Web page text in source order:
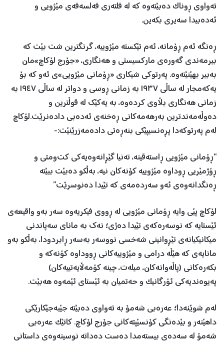
تەواوی ڕوناک دەبێتەوە کە لە فلتەری فەلسەفەی مێژویی و
ئەدەبیدا سەیری بکەین.
ڕەنگە ئەم ڕۆمانە، ئەم تێکستە مێژوییە، گرنگترین شت بێت کە
بیرمەندی گەورەی مارکسیستی و هەنگاری، «جۆرج لۆکاچ»مان
بەبیر بهێنێتەوە. پەرتوکی شیکاری «ڕۆمانی مێژویی»ی ئەو کە بۆ
یەکەمجار لە ساڵی ١٩٣٧ بە زمانی ڕوسی و دواتر لە ساڵی ١٩٤٧ بە
زمانی هەنگاری بڵاوی کردەوە، بە یەکێك لە قوڵترین و
دەوڵەمەندترین بەرهەمەکانی ڕەخنەی ئەدەبی دادەنرێت.لۆکاچ
لەم پەرتوکەدا پڕەنسیپێکی بنەڕەتی دادەمەزرێنێت:-
“ڕۆمانی مێژویی ڕاستەقینە، تەنیا گێڕانەوەیەکی کت‌ومتی و
ڕۆژمێریی ڕوداوە مێژوییە کۆنەکان نیە، بەڵکو دەبێت ببێتە
ڕەنگدانەوەی ئەو سەردەمەی کە تێیدا دەنوسرێت”
لۆکاچ پێی وایە ڕۆمانی مێژویی لە ڕووی فیکریەوە سەر بەو واقیعەی
ئێستایە کە نوسەرەکەی تێیدا دەژی؛ نەك بە مانای سەپاندنی
میکانیکیانەی تێڕوانینی شەخسی نووسەر بەسەر ڕابردودا، بەڵکو بەو
مانایەی کە هێڵە درامی و مێژوییەکانی ڕووداوە کۆنەکە و
بکەرەکانی (پاڵەوانەکان، میلەت، چینە کۆمەڵایەتییەکان)
پەیوەندیەکی ئۆرگانیک و حەتمیان بە ئێستای ئێمەوە هەبێت.
لەم شوێنەدا؛ عەرەبی شەمۆ بە تەواوی دەبێتە جێبەجێکارێکی
داهێنەر و بێدەنگی کۆنسێپتەکانی جۆرج لۆکاچ. کاتێک عەرەبی
شەمۆ لە سەدەی بیستەمدا دەست دەداتە نوسینەوەی داستانی